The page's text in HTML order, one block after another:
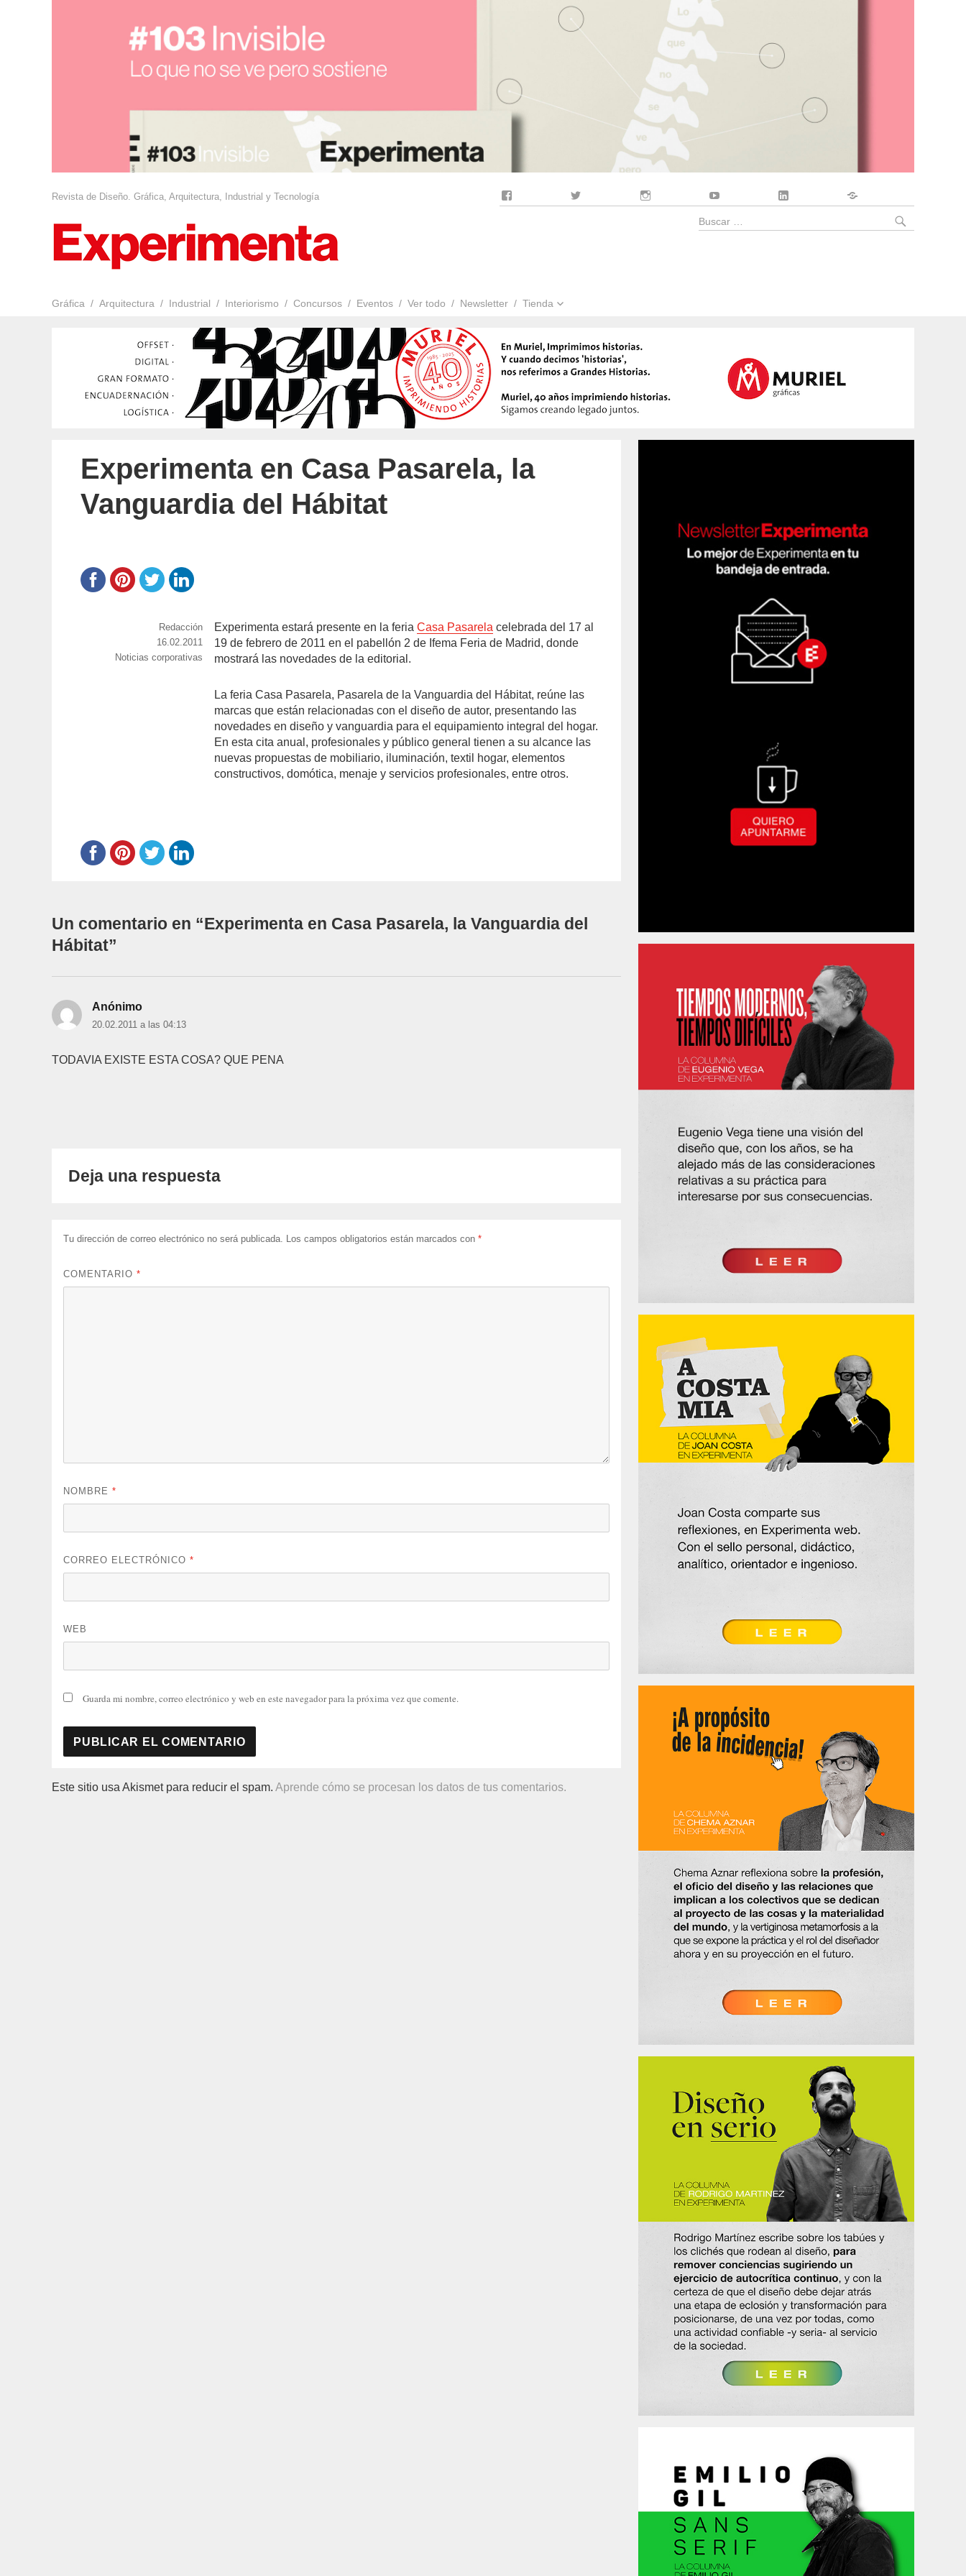
Revista de Diseño. Gráfica, Arquitectura, Industrial y Tecnología
Gráfica Arquitectura Industrial Interiorismo Concursos Eventos Ver todo Newsletter Tienda
Buscar
Experimenta en Casa Pasarela, la
Vanguardia del Hábitat
Experimenta estará presente en la feriaCasa Pasarela celebrada del 17 al
19 de febrero de 2011 en el pabellón 2 de Ifema Feria de Madrid, donde
mostrará las novedades de la editorial.
La feria Casa Pasarela, Pasarela de la Vanguardia del Hábitat, reúne las
marcas que están relacionadas con el diseño de autor, presentando las
novedades en diseño y vanguardia para el equipamiento integral del hogar.
En esta cita anual, profesionales y público general tienen a su alcance las
nuevas propuestas de mobiliario, iluminación, textil hogar, elementos
constructivos, domótica, menaje y servicios profesionales, entre otros.
https://www.experimenta.es/author/redaccion/
Redacción
Publicado
el
16.02.2011
Categorías
Noticias corporativas
Un comentario en “Experimenta en Casa Pasarela, la Vanguardia del
Hábitat”
Anónimo
20.02.2011 a las 04:13
TODAVIA EXISTE ESTA COSA? QUE PENA
Deja una respuesta
Tu dirección de correo electrónico no será publicada. Los campos obligatorios están marcados con *
COMENTARIO *
NOMBRE *
CORREO ELECTRÓNICO *
WEB
Guarda mi nombre, correo electrónico y web en este navegador para la próxima vez que comente.
Este sitio usa Akismet para reducir el spam. Aprende cómo se procesan los datos de tus comentarios.